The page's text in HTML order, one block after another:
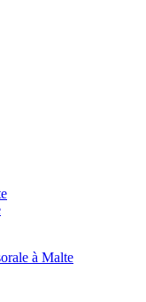
à Malte